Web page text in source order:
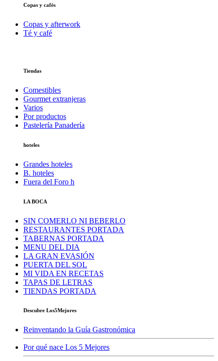
Copas y cafés
Copas y afterwork
Té y café
Tiendas
Comestibles
Gourmet extranjeras
Varios
Por productos
Pastelería Panadería
hoteles
Grandes hoteles
B. hoteles
Fuera del Foro h
LA BOCA
SIN COMERLO NI BEBERLO
RESTAURANTES PORTADA
TABERNAS PORTADA
MENU DEL DIA
LA GRAN EVASIÓN
PUERTA DEL SOL
MI VIDA EN RECETAS
TAPAS DE LETRAS
TIENDAS PORTADA
Descubre Los5Mejores
Reinventando la Guía Gastronómica
Por qué nace Los 5 Mejores